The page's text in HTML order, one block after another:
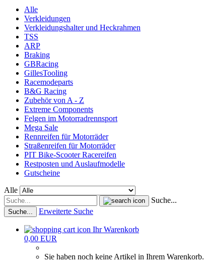
Alle
Verkleidungen
Verkleidungshalter und Heckrahmen
TSS
ARP
Braking
GBRacing
GillesTooling
Racemodeparts
B&G Racing
Zubehör von A - Z
Extreme Components
Felgen im Motorradrennsport
Mega Sale
Rennreifen für Motorräder
Straßenreifen für Motorräder
PIT Bike-Scooter Racereifen
Restposten und Auslaufmodelle
Gutscheine
Alle
Suche...
Suche... Erweiterte Suche
Ihr Warenkorb
0,00 EUR
Sie haben noch keine Artikel in Ihrem Warenkorb.